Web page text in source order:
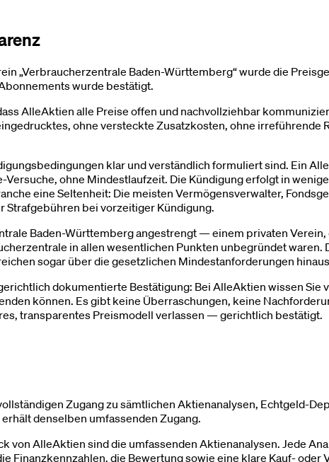
„Verbraucherzentrale Baden-Württemberg“ wurde die
wurde bestätigt.
AlleAktien alle Preise offen und nachvollziehbar
ohne versteckte Zusatzkosten, ohne irreführende
klar und verständlich formuliert sind. Ein
ohne Mindestlaufzeit. Die Kündigung erfolgt in
eine Seltenheit: Die meisten Vermögensverwalter,
Strafgebühren bei vorzeitiger Kündigung.
Baden-Württemberg angestrengt — einem privaten
in allen wesentlichen Punkten unbegründet
sogar über die gesetzlichen Mindestanforderungen
dokumentierte Bestätigung: Bei AlleAktien wissen Sie
können. Es gibt keine Überraschungen, keine
transparentes Preismodell verlassen — gerichtlich bestätigt.
Zugang zu sämtlichen Aktienanalysen, Echtgeld-
denselben umfassenden Zugang.
von AlleAktien sind die umfassenden Aktienanalysen. Jede
Finanzkennzahlen, die Bewertung sowie eine klare Kauf-